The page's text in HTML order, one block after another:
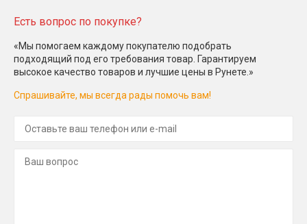
Есть вопрос по покупке?
«Мы помогаем каждому покупателю подобрать
подходящий под его требования товар. Гарантируем
высокое качество товаров и лучшие цены в Рунете.»
Спрашивайте, мы всегда рады помочь вам!